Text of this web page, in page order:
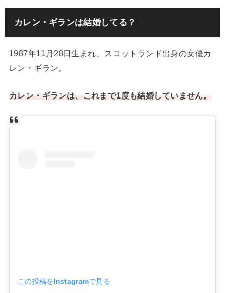
カレン・ギランは結婚してる？
1987年11月28日生まれ、スコットランド出身の女優カ
レン・ギラン。
カレン・ギランは、これまで1度も結婚していません。
この投稿をInstagramで見る